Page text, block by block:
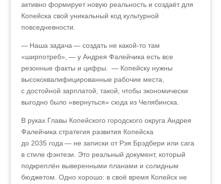
активно формирует новую реальность и создаёт для
Копейска свой уникальный код культурной
повседневности.
— Наша задача — создать не какой-то там
«ширпотреб», — у Андрея Фалейчика есть все
резонные факты и цифры. — Копейску нужны
высококвалифицированные рабочие места,
с достойной зарплатой, такой, чтобы экономически
выгодно было «вернуться» сюда из Челябинска.
В руках Главы Копейского городского округа Андрея
Фалейчика стратегия развития Копейска
до 2035 года — не записки от Рэя Брэдбери или сага
в стиле фэнтези. Это реальный документ, который
подкреплён выверенными планами и солидным
бюджетом. Одно хорошо: в своё время Копейск не